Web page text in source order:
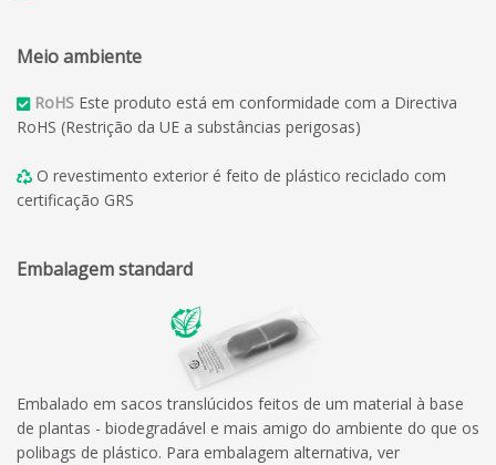
Meio ambiente
RoHS Este produto está em conformidade com a Directiva
RoHS (Restrição da UE a substâncias perigosas)
O revestimento exterior é feito de plástico reciclado com
certificação GRS
Embalagem standard
Embalado em sacos translúcidos feitos de um material à base
de plantas - biodegradável e mais amigo do ambiente do que os
polibags de plástico. Para embalagem alternativa, ver